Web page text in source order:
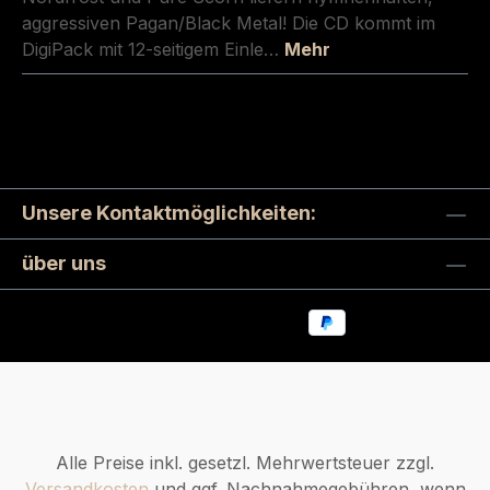
aggressiven Pagan/Black Metal! Die CD kommt im
DigiPack mit 12-seitigem Einle… Mehr
Unsere Kontaktmöglichkeiten:
über uns
Alle Preise inkl. gesetzl. Mehrwertsteuer zzgl.